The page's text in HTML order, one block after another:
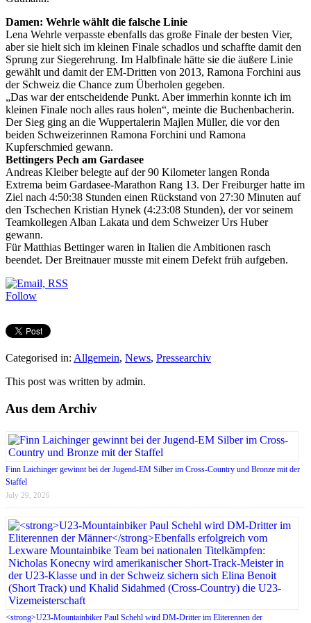
Damen: Wehrle wählt die falsche Linie
Lena Wehrle verpasste ebenfalls das große Finale der besten Vier,
aber sie hielt sich im kleinen Finale schadlos und schaffte damit den
Sprung zur Siegerehrung. Im Halbfinale hätte sie die äußere Linie
gewählt und damit der EM-Dritten von 2013, Ramona Forchini aus
der Schweiz die Chance zum Überholen gegeben.
„Das war der entscheidende Punkt. Aber immerhin konnte ich im
kleinen Finale noch alles raus holen“, meinte die Buchenbacherin.
Der Sieg ging an die Wuppertalerin Majlen Müller, die vor den
beiden Schweizerinnen Ramona Forchini und Ramona
Kupferschmied gewann.
Bettingers Pech am Gardasee
Andreas Kleiber belegte auf der 90 Kilometer langen Ronda
Extrema beim Gardasee-Marathon Rang 13. Der Freiburger hatte im
Ziel nach 4:50:38 Stunden einen Rückstand von 27:30 Minuten auf
den Tschechen Kristian Hynek (4:23:08 Stunden), der vor seinem
Teamkollegen Alban Lakata und dem Schweizer Urs Huber
gewann.
Für Matthias Bettinger waren in Italien die Ambitionen rasch
beendet. Der Breitnauer musste mit einem Defekt früh aufgeben.
Follow
Categorised in: Allgemein, News, Pressearchiv
This post was written by admin.
Aus dem Archiv
Finn Laichinger gewinnt bei der Jugend-EM Silber im Cross-Country und Bronze mit der
Staffel
July 29, 2026
<strong>U23-Mountainbiker Paul Schehl wird DM-Dritter im Eliterennen der